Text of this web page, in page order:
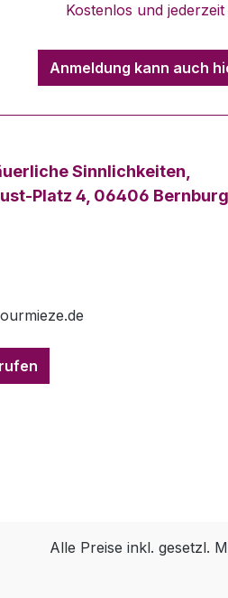
Kostenlos und
Anmeldung kann auch
Sinnlichkeiten,
Platz 4, 06406
Alle Preise inkl. gesetzl.